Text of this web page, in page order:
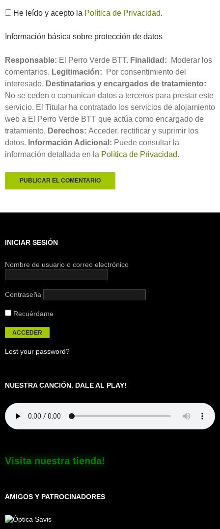
He leído y acepto la Política de Privacidad.
Información básica sobre protección de datos
Responsable: El Perro Verde BTT. Finalidad: Moderar los
comentarios. Legitimación: Por consentimiento del
interesado. Destinatarios y encargados de tratamiento:
No se ceden o comunican datos a terceros para prestar este
servicio. El Titular ha contratado los servicios de alojamiento
web a El Perro Verde BTT que actúa como encargado de
tratamiento. Derechos: Acceder, rectificar y suprimir los
datos. Información Adicional: Puede consultar la
información detallada en la Política de Privacidad.
INICIAR SESIÓN
Nombre de usuario o correo electrónico
Contraseña
Recuérdame
Lost your password?
NUESTRA CANCIÓN. DALE AL PLAY!
Visita nuestra tienda!
AMIGOS Y PATROCINADORES